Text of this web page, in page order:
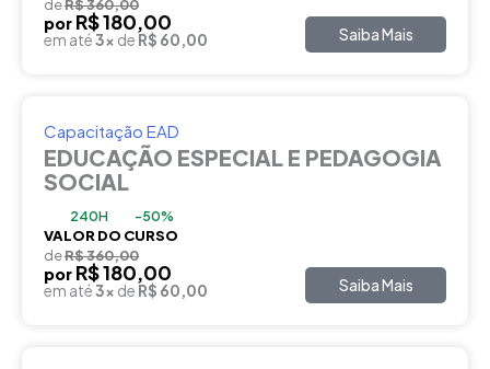
deR$ 360,00
por R$ 180,00
em até3x de R$ 60,00 Saiba Mais
Capacitação EAD
EDUCAÇÃO ESPECIAL E PEDAGOGIA
SOCIAL
240H -50%
VALOR DO CURSO
deR$ 360,00
por R$ 180,00
em até3x de R$ 60,00 Saiba Mais